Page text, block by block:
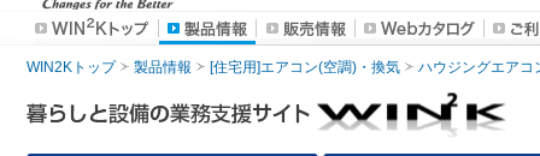
WIN2Kトップ 製品情報 [住宅用]エアコン(空調)・換気 ハウジングエアコ